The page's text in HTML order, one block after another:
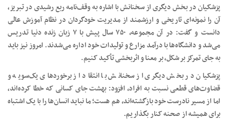
پزشکیان در بخش دیگری از سخنانش با اشاره به وقف‌نامه ربع رشیدی در تبریز،
آن را نمونه‌ای تاریخی و ارزشمند از مدیریت خودگردان در نظام آموزش عالی
دانست و گفت: در آن مجموعه، ۷۵۰ سال پیش با ۷ زبان زنده دنیا تدریس
می‌شد و دانشگاه‌ها با درآمد مزارع و تولیدات خود اداره می‌شدند. امروز نیز باید
به جای تمرکز بر شکل، بر معنا و اثربخشی تأکید کنیم.
پزشکیان در بخش دیگری از سخنانش با انتقاد از برخوردهای یک‌سویه و
قضاوت‌های قطعی نسبت به افراد، افزود: بهشت جای کسانی که خطا کرده‌اند،
اما از مسیر نادرست خود بازگشته‌اند، هم هست؛ ما نباید انسان‌ها را با یک اشتباه
برای همیشه از صحنه کنار بگذاریم.